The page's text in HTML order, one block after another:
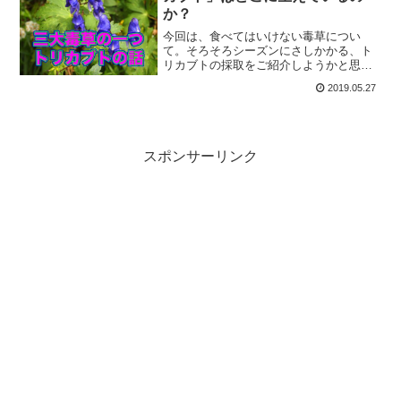
か？
今回は、食べてはいけない毒草につい
て。そろそろシーズンにさしかかる、ト
リカブトの採取をご紹介しようかと思い
を採取する上で極めて重要な事なので、
2019.05.27
スポンサーリンク